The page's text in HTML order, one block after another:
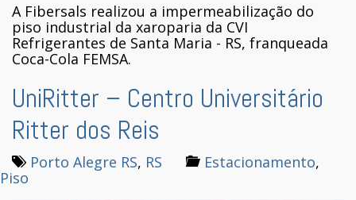
A Fibersals realizou a impermeabilização do
piso industrial da xaroparia da CVI
Refrigerantes de Santa Maria - RS, franqueada
Coca-Cola FEMSA.
UniRitter – Centro Universitário
Ritter dos Reis
Porto Alegre RS, RS Estacionamento,
Piso